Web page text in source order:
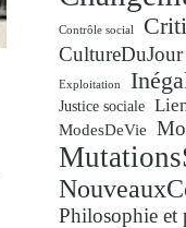
Contrôle social
CultureDuJour
Exploitation
Justice sociale
ModesDeVie
Philosophie et